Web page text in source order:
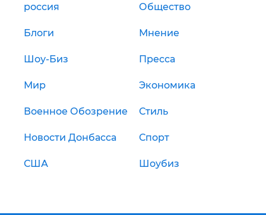
россия Общество
Блоги Мнение
Шоу-Биз Пресса
Мир Экономика
Военное Обозрение Стиль
Новости Донбасса Спорт
США Шоубиз